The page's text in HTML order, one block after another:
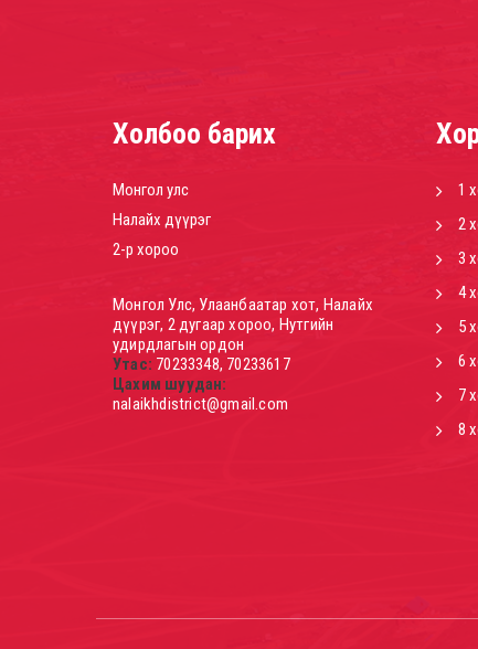
Холбоо барих
Монгол улс
Налайх дүүрэг
2-р хороо
Монгол Улс, Улаанбаатар хот, Налайх
дүүрэг, 2 дугаар хороо, Нутгийн
удирдлагын ордон
Утас: 70233348, 70233617
Цахим шуудан:
nalaikhdistrict@gmail.com
1
2
3
4
5
6
7
8